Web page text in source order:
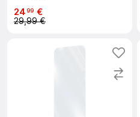
2499 €
29,99 €